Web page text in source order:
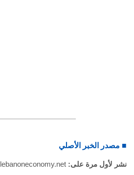
■ مصدر الخبر الأصلي
نشر لأول مرة على: lebanoneconomy.net